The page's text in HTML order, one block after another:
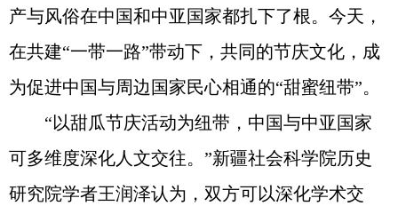
产与风俗在中国和中亚国家都扎下了根。今天，
在共建“一带一路”带动下，共同的节庆文化，成
为促进中国与周边国家民心相通的“甜蜜纽带”。
“以甜瓜节庆活动为纽带，中国与中亚国家
可多维度深化人文交往。”新疆社会科学院历史
研究院学者王润泽认为，双方可以深化学术交